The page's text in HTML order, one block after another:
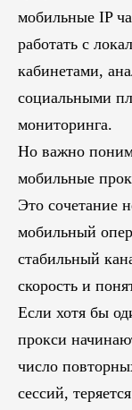
мобильные IP
работать с
кабинетами,
социальными
мониторинга.
Но важно
мобильные
Это сочетание
мобильный
стабильный
скорость и
Если хотя бы
прокси
число
сессий,